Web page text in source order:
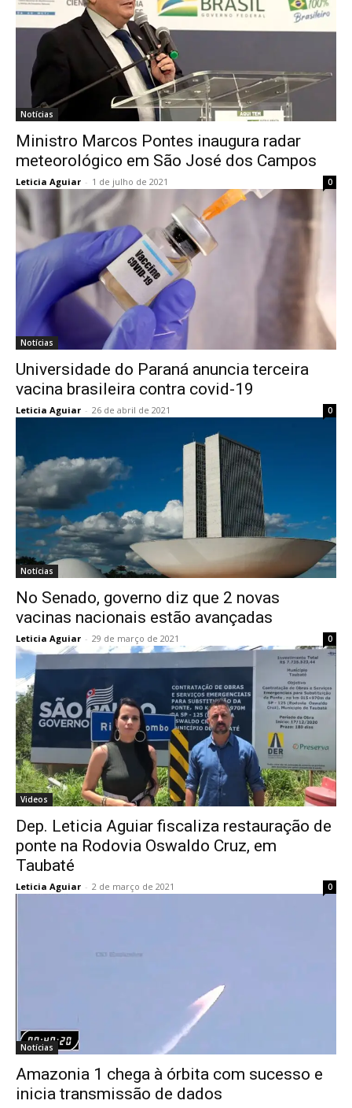
Notícias
Ministro Marcos Pontes inaugura radar
meteorológico em São José dos Campos
Leticia Aguiar - 1 de julho de 2021 0
Notícias
Universidade do Paraná anuncia terceira
vacina brasileira contra covid-19
Leticia Aguiar - 26 de abril de 2021 0
Notícias
No Senado, governo diz que 2 novas
vacinas nacionais estão avançadas
Leticia Aguiar - 29 de março de 2021 0
Videos
Dep. Leticia Aguiar fiscaliza restauração de
ponte na Rodovia Oswaldo Cruz, em
Taubaté
Leticia Aguiar - 2 de março de 2021 0
Notícias
Amazonia 1 chega à órbita com sucesso e
inicia transmissão de dados